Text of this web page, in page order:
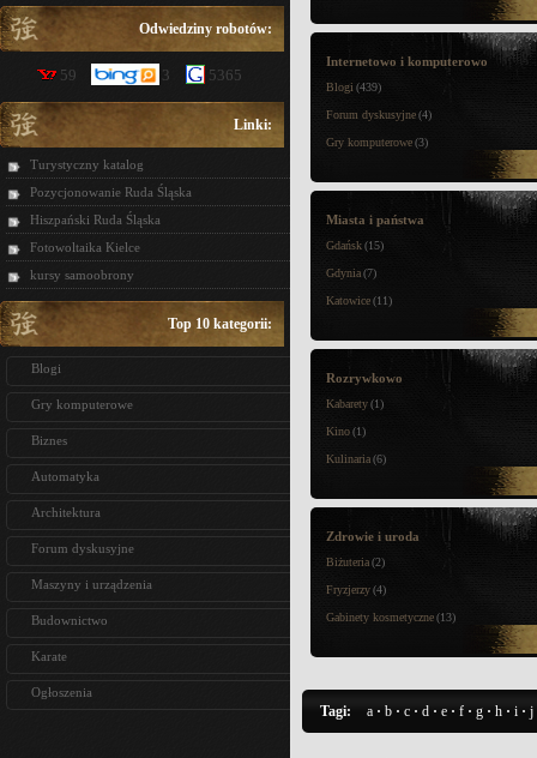
Odwiedziny robotów:
59 3 5365
Linki:
Turystyczny katalog
Pozycjonowanie Ruda Śląska
Hiszpański Ruda Śląska
Fotowoltaika Kielce
kursy samoobrony
Top 10 kategorii:
Blogi
Gry komputerowe
Biznes
Automatyka
Architektura
Forum dyskusyjne
Maszyny i urządzenia
Budownictwo
Karate
Ogłoszenia
Internetowo i komputerowo
Blogi (439)
Forum dyskusyjne(4)
Gry komputerowe(3)
Miasta i państwa
Gdańsk(15)
Gdynia(7)
Katowice(11)
Rozrywkowo
Kabarety(1)
Kino(1)
Kulinaria(6)
Zdrowie i uroda
Biżuteria(2)
Fryzjerzy(4)
Gabinety kosmetyczne(13)
Tagi: a · b · c · d · e · f · g · h · i · j